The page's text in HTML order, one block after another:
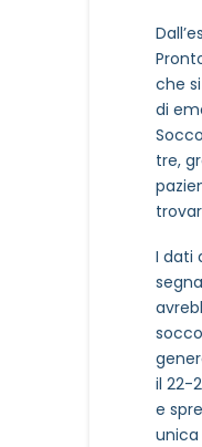
che
di
tre,
I dati
il 22-
e
unica